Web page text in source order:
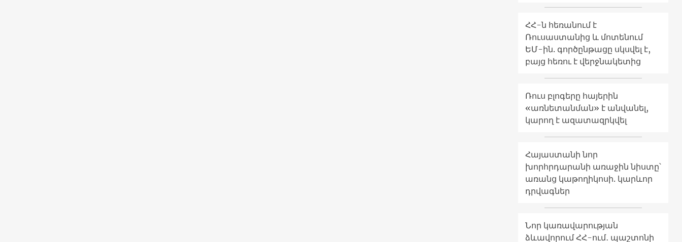
ՀՀ-ն հեռանում է
Ռուսաստանից և մոտենում
ԵՄ-ին. գործընթացը սկսվել է,
բայց հեռու է վերջնակետից
Ռուս բլոգերը հայերին
«առնետանման» է անվանել,
կարող է ազատազրկվել
Հայաստանի նոր
խորհրդարանի առաջին նիստը՝
առանց կաթողիկոսի. կարևոր
դրվագներ
Նոր կառավարության
ձևավորում ՀՀ-ում․ պաշտոնի